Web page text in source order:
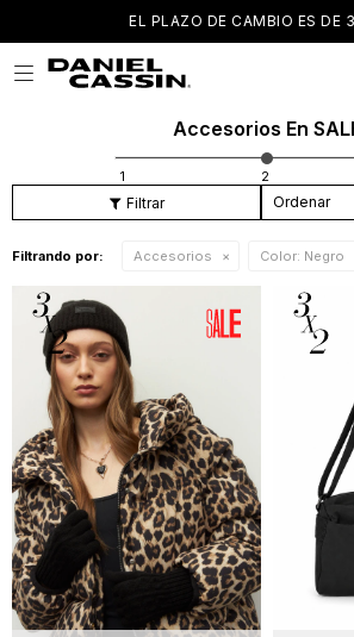
EL PLAZO DE CAMBIO ES DE

Accesorios En
Filtrando por: Accesorios Color: Negro